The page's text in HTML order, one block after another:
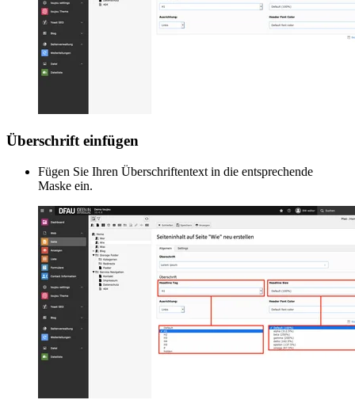
Überschrift einfügen
Fügen Sie Ihren Überschriftentext in die entsprechende
Maske ein.